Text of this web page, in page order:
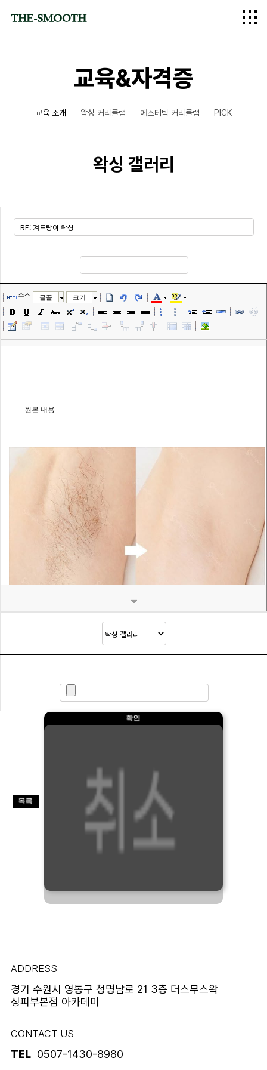
logo
교육&자격증
교육 소개 왁싱 커리큘럼 에스테틱 커리큘럼 PICK
왁싱 갤러리
소스 글꼴 크기
ADDRESS
경기 수원시 영통구 청명남로 21 3층 더스무스왁
싱피부본점 아카데미
CONTACT US
TEL 0507-1430-8980